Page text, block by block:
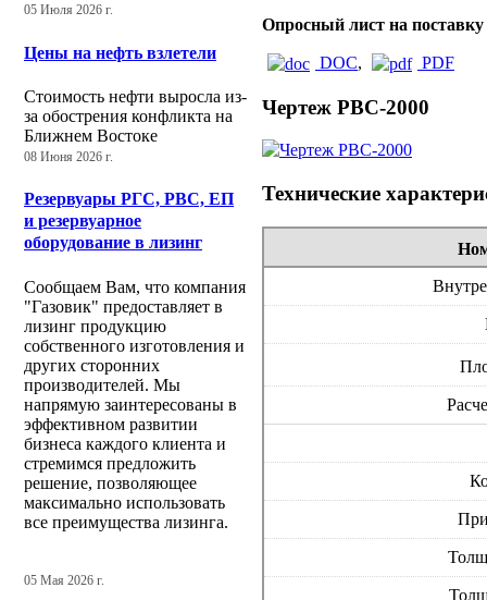
05 Июля 2026 г.
Цены на нефть взлетели
Стоимость нефти выросла из-
за обострения конфликта на
Ближнем Востоке
08 Июня 2026 г.
Резервуары РГС, РВС, ЕП
и резервуарное
оборудование в лизинг
Сообщаем Вам, что компания
"Газовик" предоставляет в
лизинг продукцию
собственного изготовления и
других сторонних
производителей. Мы
напрямую заинтересованы в
эффективном развитии
бизнеса каждого клиента и
стремимся предложить
решение, позволяющее
максимально использовать
все преимущества лизинга.
05 Мая 2026 г.
Опросный лист на
DOC, PDF
Чертеж РВС-2000
Технические